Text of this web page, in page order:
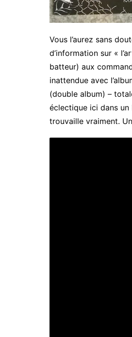
Vous l’aurez sans
d’information sur «
batteur) aux
inattendue avec
(double album) –
éclectique ici dans
trouvaille vraiment.